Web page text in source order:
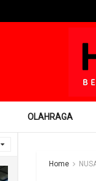
OLAHRAGA
Home